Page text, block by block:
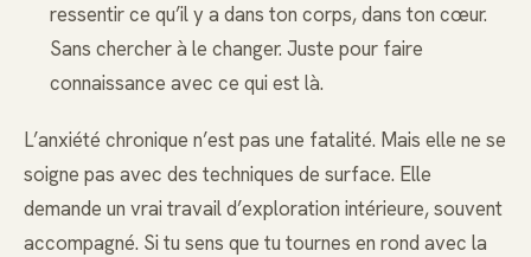
ressentir ce qu’il y a dans ton corps, dans ton cœur.
Sans chercher à le changer. Juste pour faire
connaissance avec ce qui est là.
L’anxiété chronique n’est pas une fatalité. Mais elle ne se
soigne pas avec des techniques de surface. Elle
demande un vrai travail d’exploration intérieure, souvent
accompagné. Si tu sens que tu tournes en rond avec la